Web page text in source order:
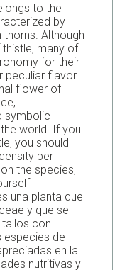
to the
by
Although
many of
for their
peculiar flavor.
flower of
symbolic
world. If you
you should
per
the species,
una planta que
y que se
con
especies de
en la
nutritivas y